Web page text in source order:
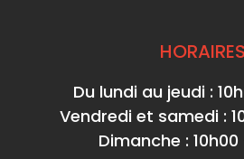
HORAIRES
Du lundi au jeudi :
Vendredi et samedi :
Dimanche :